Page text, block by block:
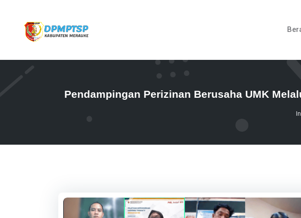
Pendampingan Perizinan Berusaha UMK